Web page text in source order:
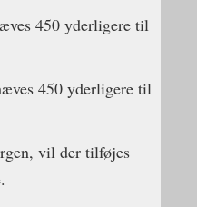
450 yderligere til
450 yderligere til
vil der tilføjes